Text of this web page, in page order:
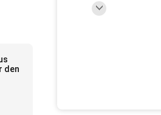
den